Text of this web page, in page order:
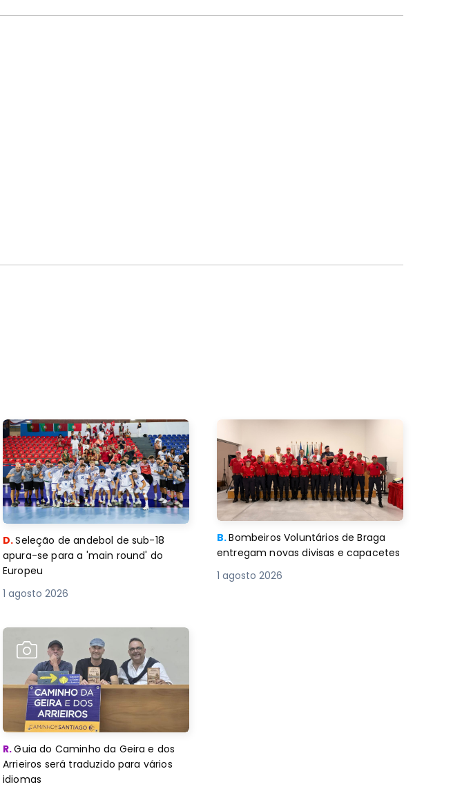
D.Seleção de andebol de sub-18
apura-se para a 'main round' do
Europeu
1 agosto 2026
B.Bombeiros Voluntários de Braga
entregam novas divisas e capacetes
1 agosto 2026
R.Guia do Caminho da Geira e dos
Arrieiros será traduzido para vários
idiomas